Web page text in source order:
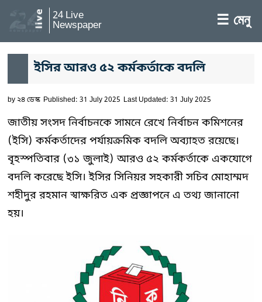
24 Live
Newspaper ☰ মেনু
ইসির আরও ৫২ কর্মকর্তাকে বদলি
by২৪ ডেস্ক Published: 31 July 2025 Last Updated: 31 July 2025
জাতীয় সংসদ নির্বাচনকে সামনে রেখে নির্বাচন কমিশনের
(ইসি) কর্মকর্তাদের পর্যায়ক্রমিক বদলি অব্যাহত রয়েছে।
বৃহস্পতিবার (৩১ জুলাই) আরও ৫২ কর্মকর্তাকে একযোগে
বদলি করেছে ইসি। ইসির সিনিয়র সহকারী সচিব মোহাম্মদ
শহীদুর রহমান স্বাক্ষরিত এক প্রজ্ঞাপনে এ তথ্য জানানো
হয়।